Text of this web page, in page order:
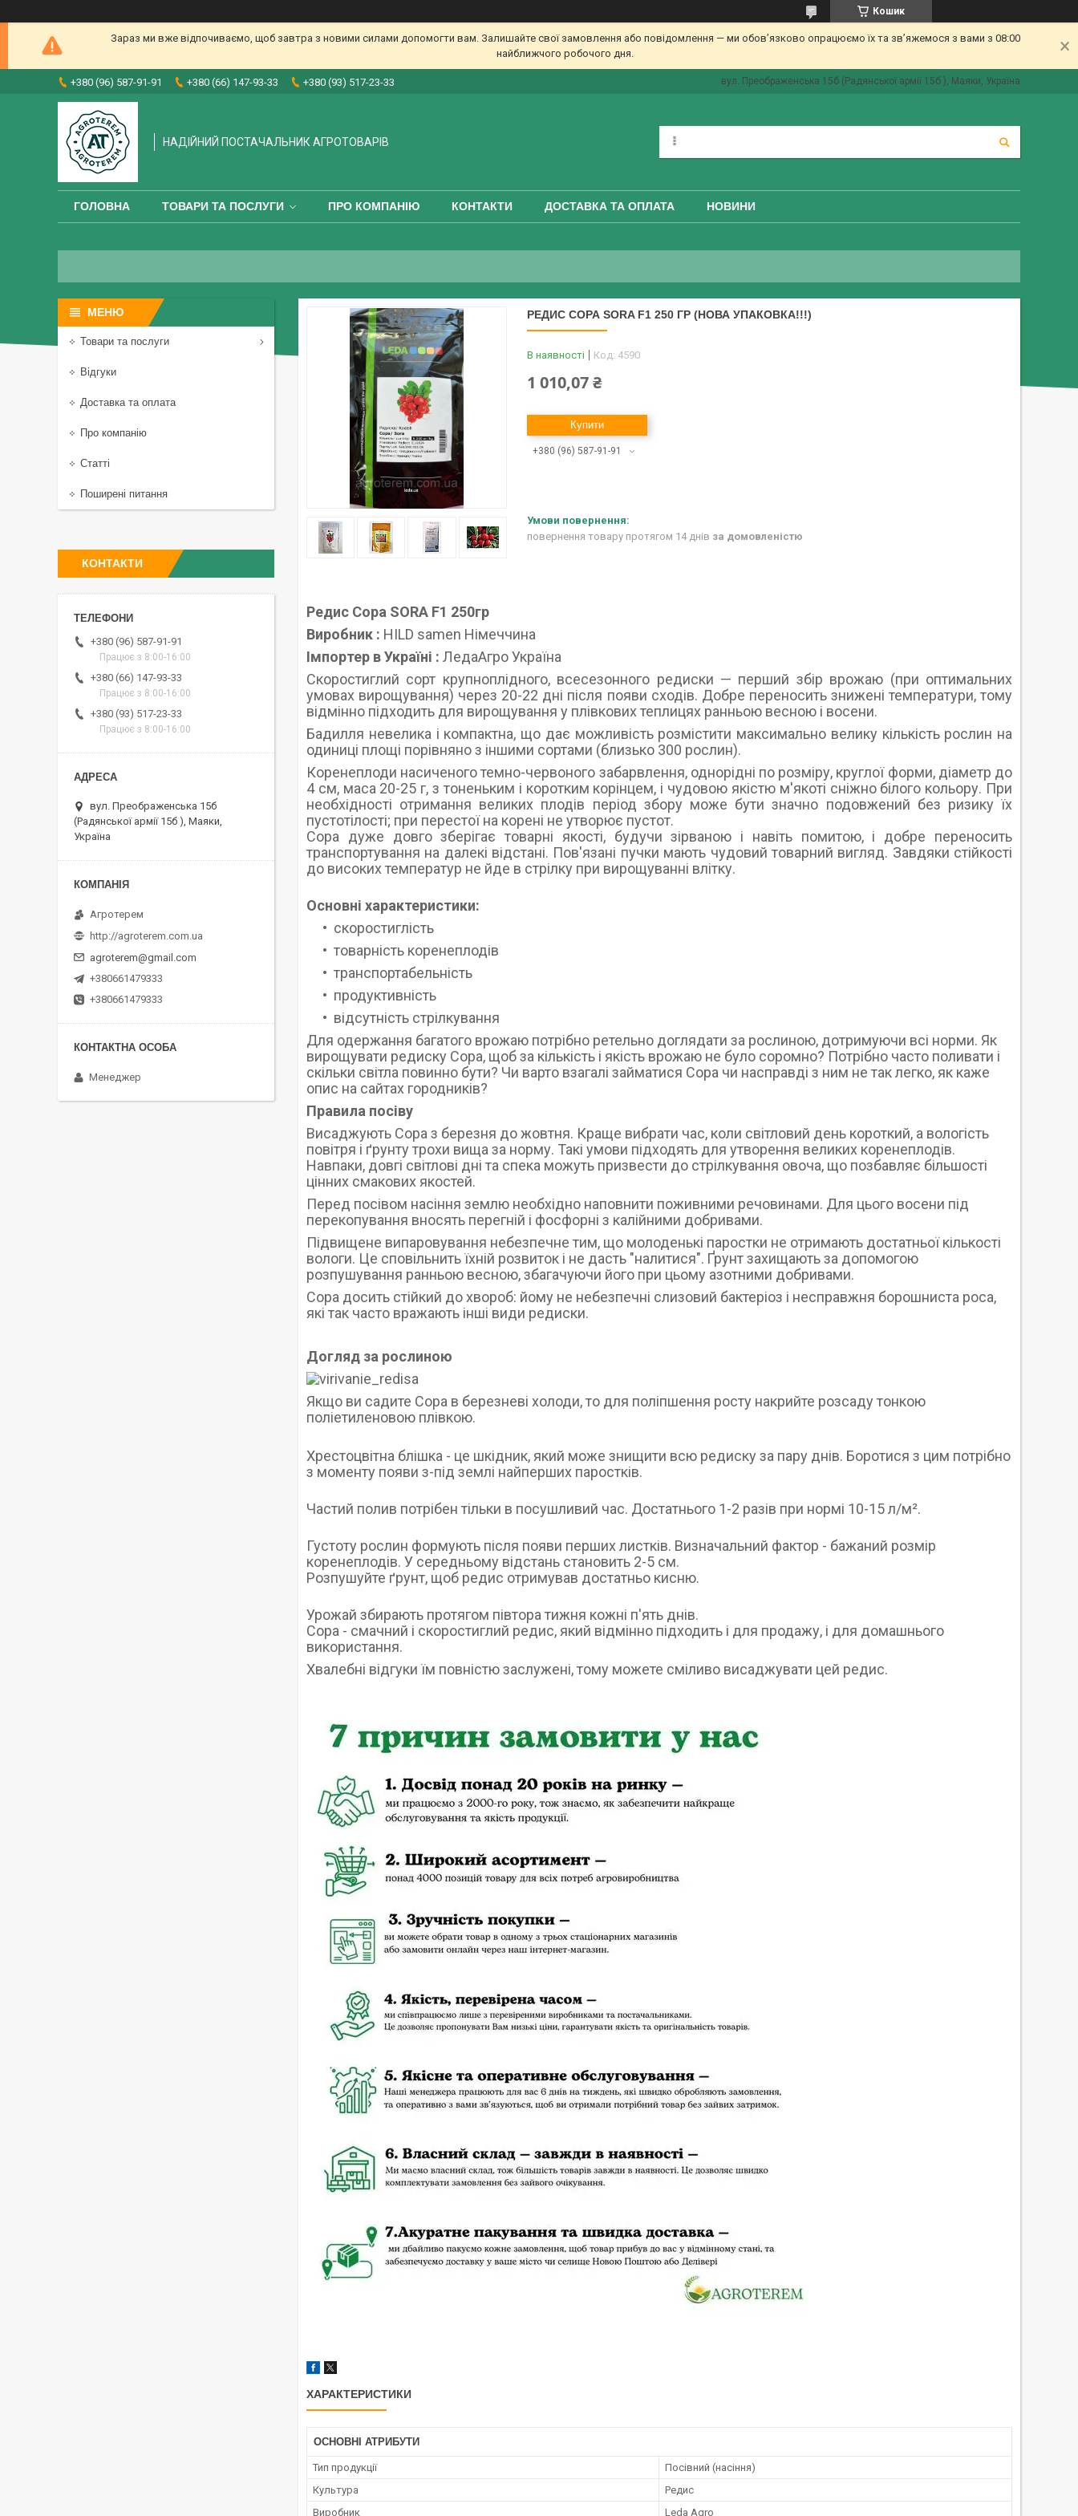
Кошик
Зараз ми вже відпочиваємо, щоб завтра з новими силами допомогти вам. Залишайте свої замовлення або повідомлення — ми обов’язково опрацюємо їх та зв’яжемося з вами з 08:00
найближчого робочого дня.
+380 (96) 587-91-91 +380 (66) 147-93-33 +380 (93) 517-23-33 вул. Преображенська 15б (Радянської армії 15б ), Маяки, Україна
НАДІЙНИЙ ПОСТАЧАЛЬНИК АГРОТОВАРІВ
ГОЛОВНА ТОВАРИ ТА ПОСЛУГИ ПРО КОМПАНІЮ КОНТАКТИ ДОСТАВКА ТА ОПЛАТА НОВИНИ
РЕДИС СОРА SORA F1 250 ГР (НОВА УПАКОВКА!!!)
В наявності Код: 4590
1 010,07 ₴
Купити
+380 (96) 587-91-91
повернення товару протягом 14 днів за домовленістю
Редис Сора SORA F1 250гр
Виробник : HILD samen Німеччина
Імпортер в Україні : ЛедаАгро Україна
Скоростиглий сорт крупноплідного, всесезонного редиски — перший збір врожаю (при оптимальних
умовах вирощування) через 20-22 дні після появи сходів. Добре переносить знижені температури, тому
відмінно підходить для вирощування у плівкових теплицях ранньою весною і восени.
Бадилля невелика і компактна, що дає можливість розмістити максимально велику кількість рослин на
одиниці площі порівняно з іншими сортами (близько 300 рослин).
Коренеплоди насиченого темно-червоного забарвлення, однорідні по розміру, круглої форми, діаметр до
4 см, маса 20-25 г, з тоненьким і коротким корінцем, і чудовою якістю м'якоті сніжно білого кольору. При
необхідності отримання великих плодів період збору може бути значно подовжений без ризику їх
пустотілості; при перестої на корені не утворює пустот.
Сора дуже довго зберігає товарні якості, будучи зірваною і навіть помитою, і добре переносить
транспортування на далекі відстані. Пов'язані пучки мають чудовий товарний вигляд. Завдяки стійкості
до високих температур не йде в стрілку при вирощуванні влітку.
Основні характеристики:
скоростиглість
товарність коренеплодів
транспортабельність
продуктивність
відсутність стрілкування
Для одержання багатого врожаю потрібно ретельно доглядати за рослиною, дотримуючи всі норми. Як
вирощувати редиску Сора, щоб за кількість і якість врожаю не було соромно? Потрібно часто поливати і
скільки світла повинно бути? Чи варто взагалі займатися Сора чи насправді з ним не так легко, як каже
опис на сайтах городників?
Правила посіву
Висаджують Сора з березня до жовтня. Краще вибрати час, коли світловий день короткий, а вологість
повітря і ґрунту трохи вища за норму. Такі умови підходять для утворення великих коренеплодів.
Навпаки, довгі світлові дні та спека можуть призвести до стрілкування овоча, що позбавляє більшості
цінних смакових якостей.
Перед посівом насіння землю необхідно наповнити поживними речовинами. Для цього восени під
перекопування вносять перегній і фосфорні з калійними добривами.
Підвищене випаровування небезпечне тим, що молоденькі паростки не отримають достатньої кількості
вологи. Це сповільнить їхній розвиток і не дасть "налитися". Ґрунт захищають за допомогою
розпушування ранньою весною, збагачуючи його при цьому азотними добривами.
Сора досить стійкий до хвороб: йому не небезпечні слизовий бактеріоз і несправжня борошниста роса,
які так часто вражають інші види редиски.
Догляд за рослиною
Якщо ви садите Сора в березневі холоди, то для поліпшення росту накрийте розсаду тонкою
поліетиленовою плівкою.
Хрестоцвітна блішка - це шкідник, який може знищити всю редиску за пару днів. Боротися з цим потрібно
з моменту появи з-під землі найперших паростків.
Частий полив потрібен тільки в посушливий час. Достатнього 1-2 разів при нормі 10-15 л/м².
Густоту рослин формують після появи перших листків. Визначальний фактор - бажаний розмір
коренеплодів. У середньому відстань становить 2-5 см.
Розпушуйте ґрунт, щоб редис отримував достатньо кисню.
Урожай збирають протягом півтора тижня кожні п'ять днів.
Сора - смачний і скоростиглий редис, який відмінно підходить і для продажу, і для домашнього
використання.
Хвалебні відгуки їм повністю заслужені, тому можете сміливо висаджувати цей редис.
ХАРАКТЕРИСТИКИ
ОСНОВНІ АТРИБУТИ
Тип продукції
Посівний (насіння)
Культура
Редис
Виробник
Leda Agro
Товари та послуги
Відгуки
Доставка та оплата
Про компанію
Статті
Поширені питання
КОНТАКТИ
+380 (96) 587-91-91
Працює з 8:00-16:00
+380 (66) 147-93-33
Працює з 8:00-16:00
+380 (93) 517-23-33
Працює з 8:00-16:00
вул. Преображенська 15б
(Радянської армії 15б ), Маяки,
Україна
Агротерем
http://agroterem.com.ua
agroterem@gmail.com
+380661479333
+380661479333
Менеджер